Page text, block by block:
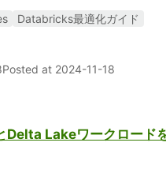
Databricks最適化ガイド
Posted at 2024-11-18
Lakeワークロード